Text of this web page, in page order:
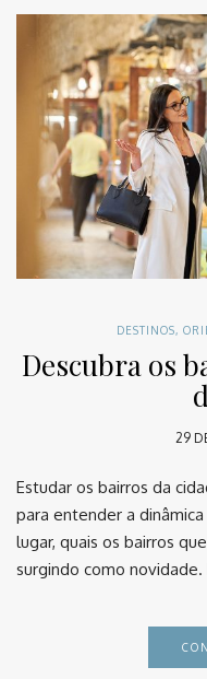
DESTINOS,
Descubra os
29
Estudar os bairros da
para entender a
lugar, quais os bairros
surgindo como